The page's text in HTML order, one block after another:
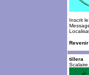
Inscrit
tillera
Scalaire